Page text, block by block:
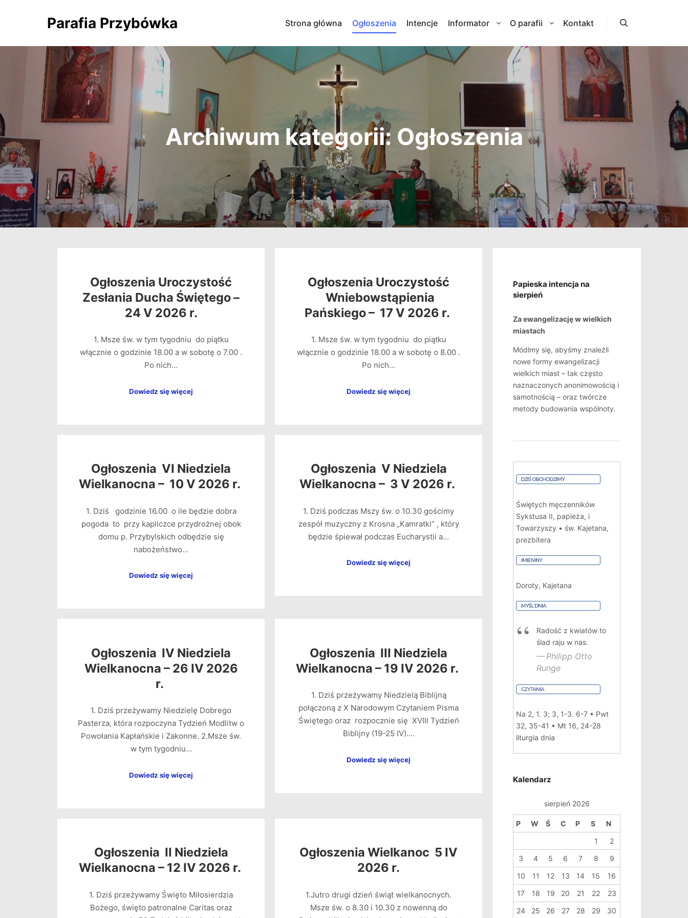
Parafia Przybówka Strona główna Ogłoszenia Intencje Informator O parafii Kontakt
Archiwum kategorii: Ogłoszenia
Ogłoszenia Uroczystość
Zesłania Ducha Świętego –
24 V 2026 r.
1. Msze św. w tym tygodniu do piątku
włącznie o godzinie 18.00 a w sobotę o 7.00 .
Po nich…
Dowiedz się więcej
Ogłoszenia Uroczystość
Wniebowstąpienia
Pańskiego – 17 V 2026 r.
1. Msze św. w tym tygodniu do piątku
włącznie o godzinie 18.00 a w sobotę o 8.00 .
Po nich…
Dowiedz się więcej
Ogłoszenia VI Niedziela
Wielkanocna – 10 V 2026 r.
1. Dziś godzinie 16.00 o ile będzie dobra
pogoda to przy kapliczce przydrożnej obok
domu p. Przybylskich odbędzie się
nabożeństwo…
Dowiedz się więcej
Ogłoszenia V Niedziela
Wielkanocna – 3 V 2026 r.
1. Dziś podczas Mszy św. o 10.30 gościmy
zespół muzyczny z Krosna „Kamratki” , który
będzie śpiewał podczas Eucharystii a…
Dowiedz się więcej
Ogłoszenia IV Niedziela
Wielkanocna – 26 IV 2026
r.
1. Dziś przeżywamy Niedzielę Dobrego
Pasterza, która rozpoczyna Tydzień Modlitw o
Powołania Kapłańskie i Zakonne. 2.Msze św.
w tym tygodniu…
Dowiedz się więcej
Ogłoszenia III Niedziela
Wielkanocna – 19 IV 2026 r.
1. Dziś przeżywamy Niedzielą Biblijną
połączoną z X Narodowym Czytaniem Pisma
Świętego oraz rozpocznie się XVIII Tydzień
Biblijny (19-25 IV).…
Dowiedz się więcej
Ogłoszenia II Niedziela
Wielkanocna – 12 IV 2026 r.
1. Dziś przeżywamy Święto Miłosierdzia
Bożego, święto patronalne Caritas oraz
Ogłoszenia Wielkanoc 5 IV
2026 r.
1.Jutro drugi dzień świąt wielkanocnych.
Msze św. o 8.30 i 10.30 z nowenną do
Papieska intencja na
sierpień
Za ewangelizację w wielkich
miastach
Módlmy się, abyśmy znaleźli
nowe formy ewangelizacji
wielkich miast – tak często
naznaczonych anonimowością i
samotnością – oraz twórcze
metody budowania wspólnoty.
Świętych męczenników
Sykstusa II, papieża, i
Towarzyszy • św. Kajetana,
prezbitera
Doroty, Kajetana
Radość z kwiatów to
ślad raju w nas.
Philipp Otto
Runge
Na 2, 1. 3; 3, 1-3. 6-7 • Pwt
32, 35-41 • Mt 16, 24-28
liturgia dnia
Kalendarz
sierpień 2026
P W Ś C P S
N
1
2
3
4 5 6 7 8
9
10
11 12 13 14 15
16
17
18 19 20 21 22
23
24
25 26 27 28 29
30